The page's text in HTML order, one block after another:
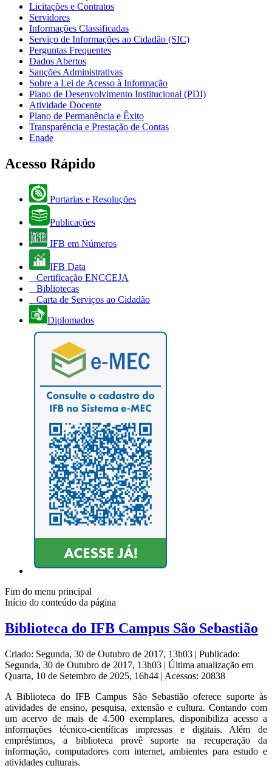
Licitações e Contratos
Servidores
Informações Classificadas
Serviço de Informações ao Cidadão (SIC)
Perguntas Frequentes
Dados Abertos
Sanções Administrativas
Sobre a Lei de Acesso à Informação
Plano de Desenvolvimento Institucional (PDI)
Atividade Docente
Plano de Permanência e Êxito
Transparência e Prestação de Contas
Enade
Acesso Rápido
Portarias e Resoluções
Publicações
IFB em Números
IFB Data
Certificação ENCCEJA
Bibliotecas
Carta de Serviços ao Cidadão
Diplomados
Fim do menu principal
Início do conteúdo da página
Biblioteca do IFB Campus São Sebastião
Criado: Segunda, 30 de Outubro de 2017, 13h03 | Publicado:
Segunda, 30 de Outubro de 2017, 13h03 | Última atualização em
Quarta, 10 de Setembro de 2025, 16h44 | Acessos: 20838
A Biblioteca do IFB Campus São Sebastião oferece suporte às
atividades de ensino, pesquisa, extensão e cultura. Contando com
um acervo de mais de 4.500 exemplares, disponibiliza acesso a
informações técnico-científicas impressas e digitais. Além de
empréstimos, a biblioteca provê suporte na recuperação da
informação, computadores com internet, ambientes para estudo e
atividades culturais.